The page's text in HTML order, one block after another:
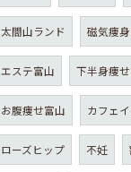
太閤山ランド 磁気痩
エステ富山 下半身痩
お腹痩せ富山 カフェ
ローズヒップ 不妊